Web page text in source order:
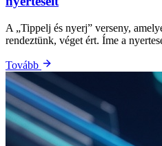
A „Tippelj és nyerj” verseny,
rendeztünk, véget ért. Íme a
Tovább